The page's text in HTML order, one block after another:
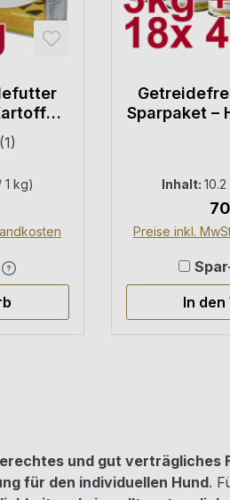
g
(1)
1 kg)
Sparpaket –
Inhalt:
Preise inkl.
In
und gut verträgliches
für den individuellen Hund.